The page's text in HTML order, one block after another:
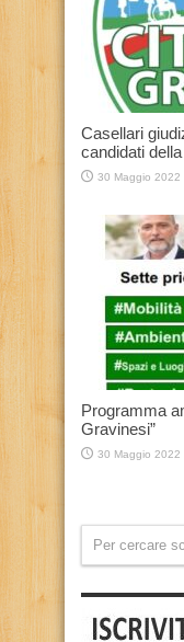
Casellari
candidati
30 Maggio 2022
Programma
Gravinesi”
30 Maggio 2022